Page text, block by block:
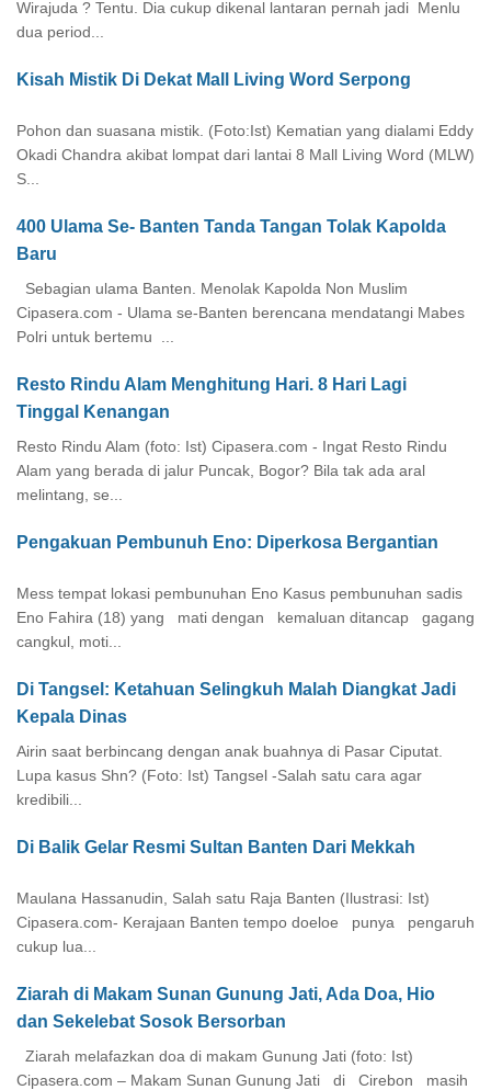
Wirajuda ? Tentu. Dia cukup dikenal lantaran pernah jadi Menlu
dua period...
Kisah Mistik Di Dekat Mall Living Word Serpong
Pohon dan suasana mistik. (Foto:Ist) Kematian yang dialami Eddy
Okadi Chandra akibat lompat dari lantai 8 Mall Living Word (MLW)
S...
400 Ulama Se- Banten Tanda Tangan Tolak Kapolda
Baru
Sebagian ulama Banten. Menolak Kapolda Non Muslim
Cipasera.com - Ulama se-Banten berencana mendatangi Mabes
Polri untuk bertemu ...
Resto Rindu Alam Menghitung Hari. 8 Hari Lagi
Tinggal Kenangan
Resto Rindu Alam (foto: Ist) Cipasera.com - Ingat Resto Rindu
Alam yang berada di jalur Puncak, Bogor? Bila tak ada aral
melintang, se...
Pengakuan Pembunuh Eno: Diperkosa Bergantian
Mess tempat lokasi pembunuhan Eno Kasus pembunuhan sadis
Eno Fahira (18) yang mati dengan kemaluan ditancap gagang
cangkul, moti...
Di Tangsel: Ketahuan Selingkuh Malah Diangkat Jadi
Kepala Dinas
Airin saat berbincang dengan anak buahnya di Pasar Ciputat.
Lupa kasus Shn? (Foto: Ist) Tangsel -Salah satu cara agar
kredibili...
Di Balik Gelar Resmi Sultan Banten Dari Mekkah
Maulana Hassanudin, Salah satu Raja Banten (Ilustrasi: Ist)
Cipasera.com- Kerajaan Banten tempo doeloe punya pengaruh
cukup lua...
Ziarah di Makam Sunan Gunung Jati, Ada Doa, Hio
dan Sekelebat Sosok Bersorban
Ziarah melafazkan doa di makam Gunung Jati (foto: Ist)
Cipasera.com – Makam Sunan Gunung Jati di Cirebon masih